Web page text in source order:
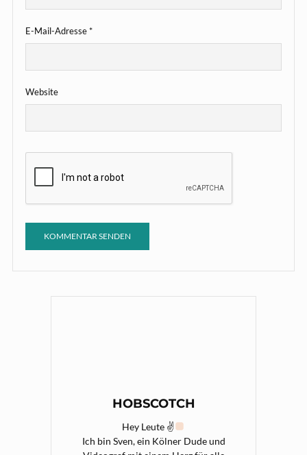
E-Mail-Adresse*
Website
HOBSCOTCH
Hey Leute ✌
Ich bin Sven, ein Kölner Dude und